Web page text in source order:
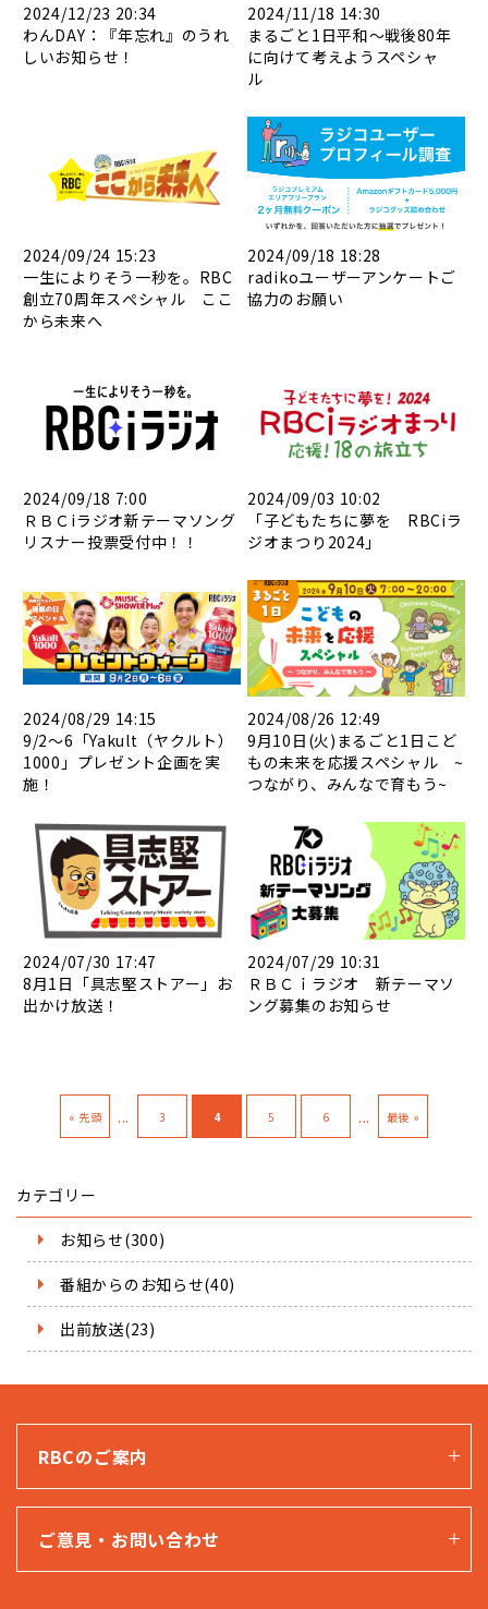
2024/12/23 20:34
わんDAY：『年忘れ』のうれ
しいお知らせ！
2024/11/18 14:30
まるごと1日平和～戦後80年
に向けて考えようスペシャ
ル
2024/09/24 15:23
一生によりそう一秒を。RBC
創立70周年スぺシャル ここ
から未来へ
2024/09/18 18:28
radikoユーザーアンケートご
協力のお願い
2024/09/18 7:00
ＲＢＣiラジオ新テーマソング
リスナー投票受付中！！
2024/09/03 10:02
「子どもたちに夢を RBCiラ
ジオまつり2024」
2024/08/29 14:15
9/2～6「Yakult（ヤクルト）
1000」プレゼント企画を実
施！
2024/08/26 12:49
9月10日(火)まるごと1日こど
もの未来を応援スペシャル ~
つながり、みんなで育もう~
2024/07/30 17:47
8月1日「具志堅ストアー」お
出かけ放送！
2024/07/29 10:31
ＲＢＣｉラジオ 新テーマソ
ング募集のお知らせ
« 先頭 ... 3 4 5 6 ... 最後 »
カテゴリー
お知らせ(300)
番組からのお知らせ(40)
出前放送(23)
RBCのご案内
ご意見・お問い合わせ